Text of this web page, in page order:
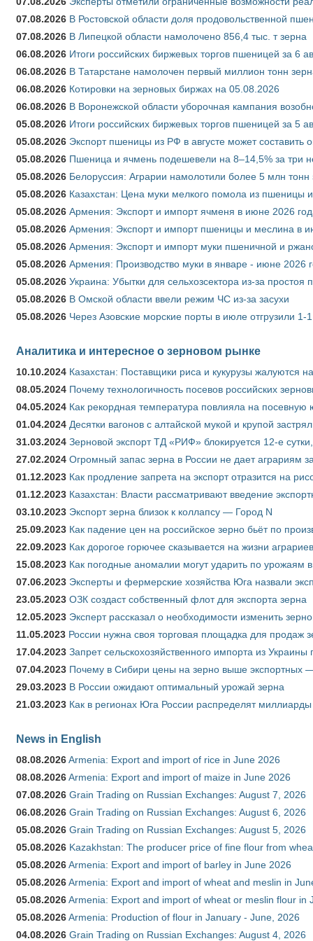
07.08.2026 В Ростовской области доля продовольственной
07.08.2026 В Липецкой области намолочено 856,4 тыс. т зерна
06.08.2026 Итоги российских биржевых торгов пшеницей за 6
06.08.2026 В Татарстане намолочен первый миллион тонн
06.08.2026 Котировки на зерновых биржах на 05.08.2026
06.08.2026 В Воронежской области уборочная кампания
05.08.2026 Итоги российских биржевых торгов пшеницей за 5
05.08.2026 Экспорт пшеницы из РФ в августе может составить
05.08.2026 Пшеница и ячмень подешевели на 8–14,5% за три
05.08.2026 Белоруссия: Аграрии намолотили более 5 млн тонн
05.08.2026 Казахстан: Цена муки мелкого помола из пшеницы
05.08.2026 Армения: Экспорт и импорт ячменя в июне 2026
05.08.2026 Армения: Экспорт и импорт пшеницы и меслина в
05.08.2026 Армения: Экспорт и импорт муки пшеничной и
05.08.2026 Армения: Производство муки в январе - июне 2026
05.08.2026 Украина: Убытки для сельхозсектора из-за простоя
05.08.2026 В Омской области ввели режим ЧС из-за засухи
05.08.2026 Через Азовские морские порты в июле отгрузили
Аналитика и интересное о зерновом рынке
10.10.2024 Казахстан: Поставщики риса и кукурузы жалуются
08.05.2024 Почему технологичность посевов российских
04.05.2024 Как рекордная температура повлияла на
01.04.2024 Десятки вагонов с алтайской мукой и крупой
31.03.2024 Зерновой экспорт ТД «РИФ» блокируется 12-е
27.02.2024 Огромный запас зерна в России не дает аграриям
01.12.2023 Как продление запрета на экспорт отразится на
01.12.2023 Казахстан: Власти рассматривают введение
03.10.2023 Экспорт зерна близок к коллапсу — Город N
25.09.2023 Как падение цен на российское зерно бьёт по
22.09.2023 Как дорогое горючее сказывается на жизни аграриев
15.08.2023 Как погодные аномалии могут ударить по урожаям
07.06.2023 Эксперты и фермерские хозяйства Юга назвали
23.05.2023 ОЗК создаст собственный флот для экспорта зерна
12.05.2023 Эксперт рассказал о необходимости изменить
11.05.2023 России нужна своя торговая площадка для продаж
17.04.2023 Запрет сельскохозяйственного импорта из
07.04.2023 Почему в Сибири цены на зерно выше экспортных
29.03.2023 В России ожидают оптимальный урожай зерна
21.03.2023 Как в регионах Юга России распределят
News in English
08.08.2026Armenia: Export and import of rice in June 2026
08.08.2026Armenia: Export and import of maize in June 2026
07.08.2026 Grain Trading on Russian Exchanges: August 7, 2026
06.08.2026 Grain Trading on Russian Exchanges: August 6, 2026
05.08.2026 Grain Trading on Russian Exchanges: August 5, 2026
05.08.2026 Kazakhstan: The producer price of fine flour from
05.08.2026Armenia: Export and import of barley in June 2026
05.08.2026Armenia: Export and import of wheat and meslin in
05.08.2026Armenia: Export and import of wheat or meslin flour in
05.08.2026Armenia: Production of flour in January - June, 2026
04.08.2026 Grain Trading on Russian Exchanges: August 4, 2026